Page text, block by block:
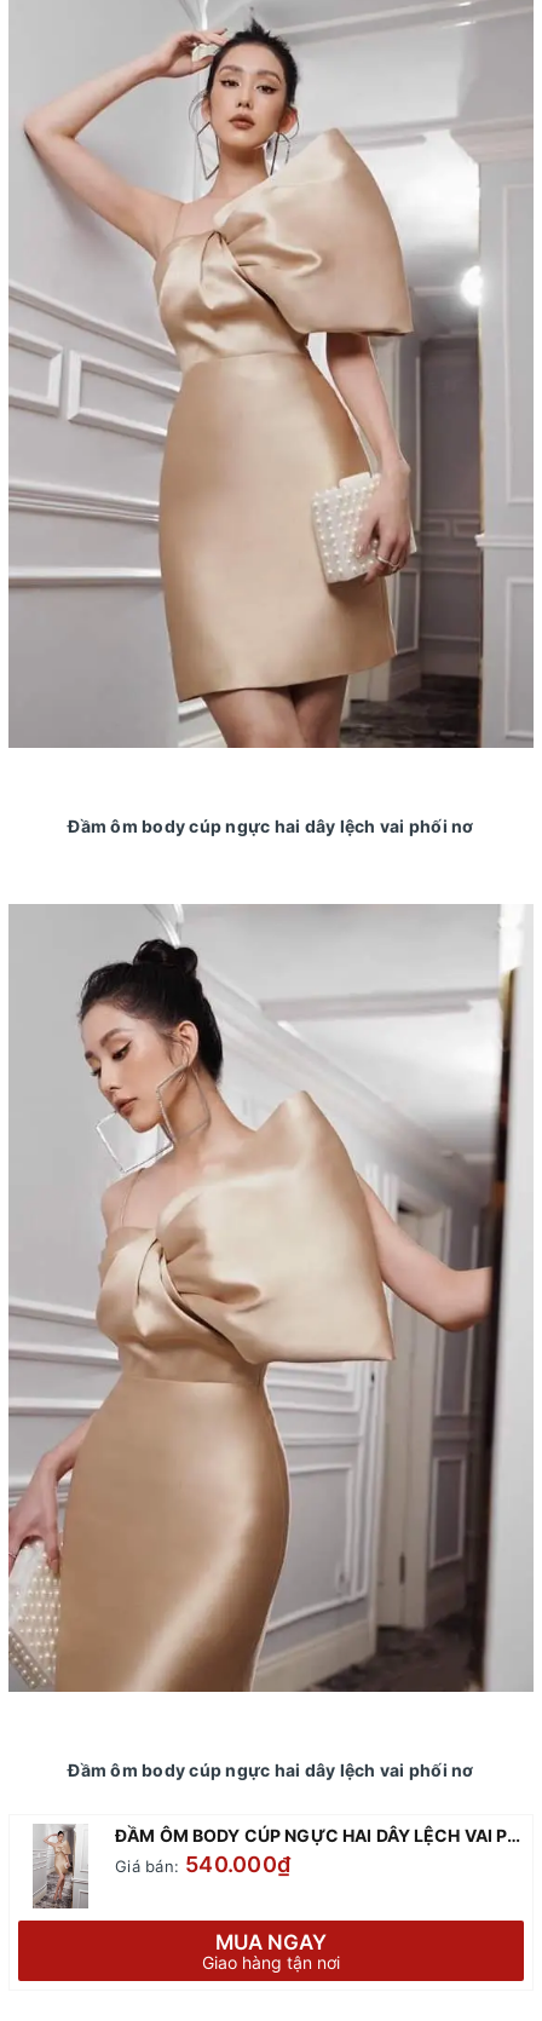
Đầm ôm body cúp ngực hai dây lệch vai phối nơ
Đầm ôm body cúp ngực hai dây lệch vai phối nơ
ĐẦM ÔM BODY CÚP NGỰC HAI DÂY LỆCH VAI PHỐI NƠ
Giá bán: 540.000₫
MUA NGAY
Giao hàng tận nơi